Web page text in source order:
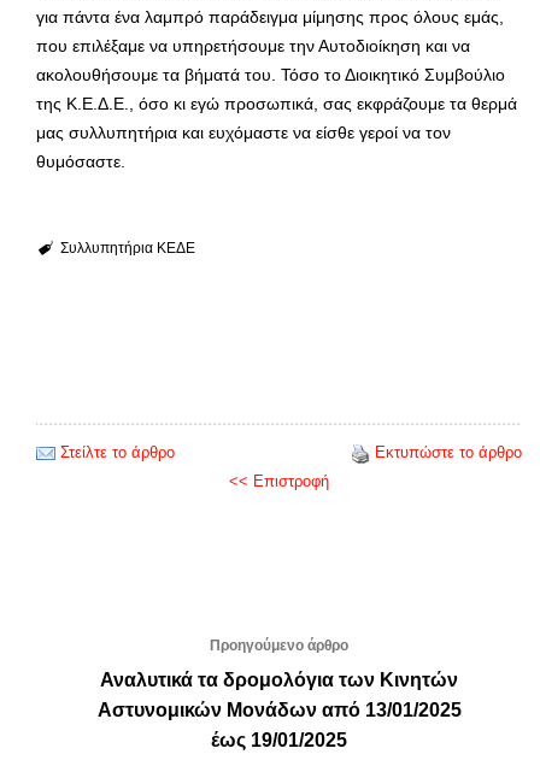
για πάντα ένα λαμπρό παράδειγμα μίμησης προς όλους εμάς,
που επιλέξαμε να υπηρετήσουμε την Αυτοδιοίκηση και να
ακολουθήσουμε τα βήματά του. Τόσο το Διοικητικό Συμβούλιο
της Κ.Ε.Δ.Ε., όσο κι εγώ προσωπικά, σας εκφράζουμε τα θερμά
μας συλλυπητήρια και ευχόμαστε να είσθε γεροί να τον
θυμόσαστε.
Συλλυπητήρια ΚΕΔΕ
Στείλτε το άρθρο
Εκτυπώστε το άρθρο
<< Επιστροφή
Προηγούμενο άρθρο
Αναλυτικά τα δρομολόγια των Κινητών
Αστυνομικών Μονάδων από 13/01/2025
έως 19/01/2025